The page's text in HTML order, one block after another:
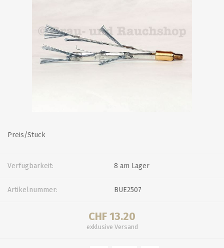
Preis/Stück
Verfügbarkeit: 8 am Lager
Artikelnummer: BUE2507
CHF 13.20
exklusive Versand